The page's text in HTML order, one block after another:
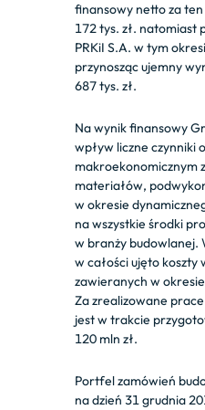
finansowy netto za
172 tys. zł. natomiast
PRKiI S.A. w tym
przynosząc ujemny
687 tys. zł.
Na wynik finansowy
wpływ liczne czynniki
makroekonomicznym
materiałów,
w okresie
na wszystkie środki
w branży budowlanej.
w całości ujęto
zawieranych w
Za zrealizowane prace
jest w trakcie
120 mln zł.
Portfel zamówień
na dzień 31 grudnia